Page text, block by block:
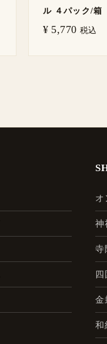
ル ４パック/箱
¥ 5,770 税込
オ
神
寺
金
和